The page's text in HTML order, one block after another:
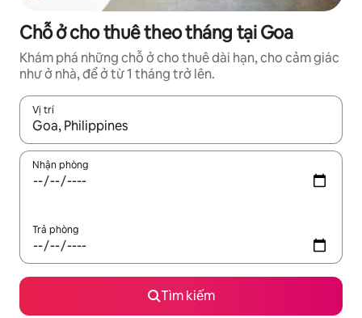
Chỗ ở cho thuê theo tháng tại Goa
Khám phá những chỗ ở cho thuê dài hạn, cho cảm giác
như ở nhà, để ở từ 1 tháng trở lên.
Vị trí
Khi có kết quả, hãy điều hướng bằng phím mũi tên lên và
Nhận phòng
Trả phòng
Tìm kiếm